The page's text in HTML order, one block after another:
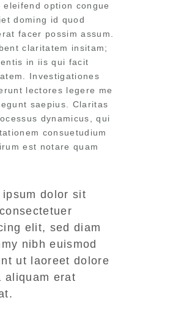
eleifend option congue
doming id quod
facer possim assum.
claritatem insitam;
in iis qui facit
Investigationes
lectores legere me
saepius. Claritas
dynamicus, qui
consuetudium
est notare quam
ipsum dolor sit
elit, sed diam
nibh euismod
ut laoreet dolore
aliquam erat